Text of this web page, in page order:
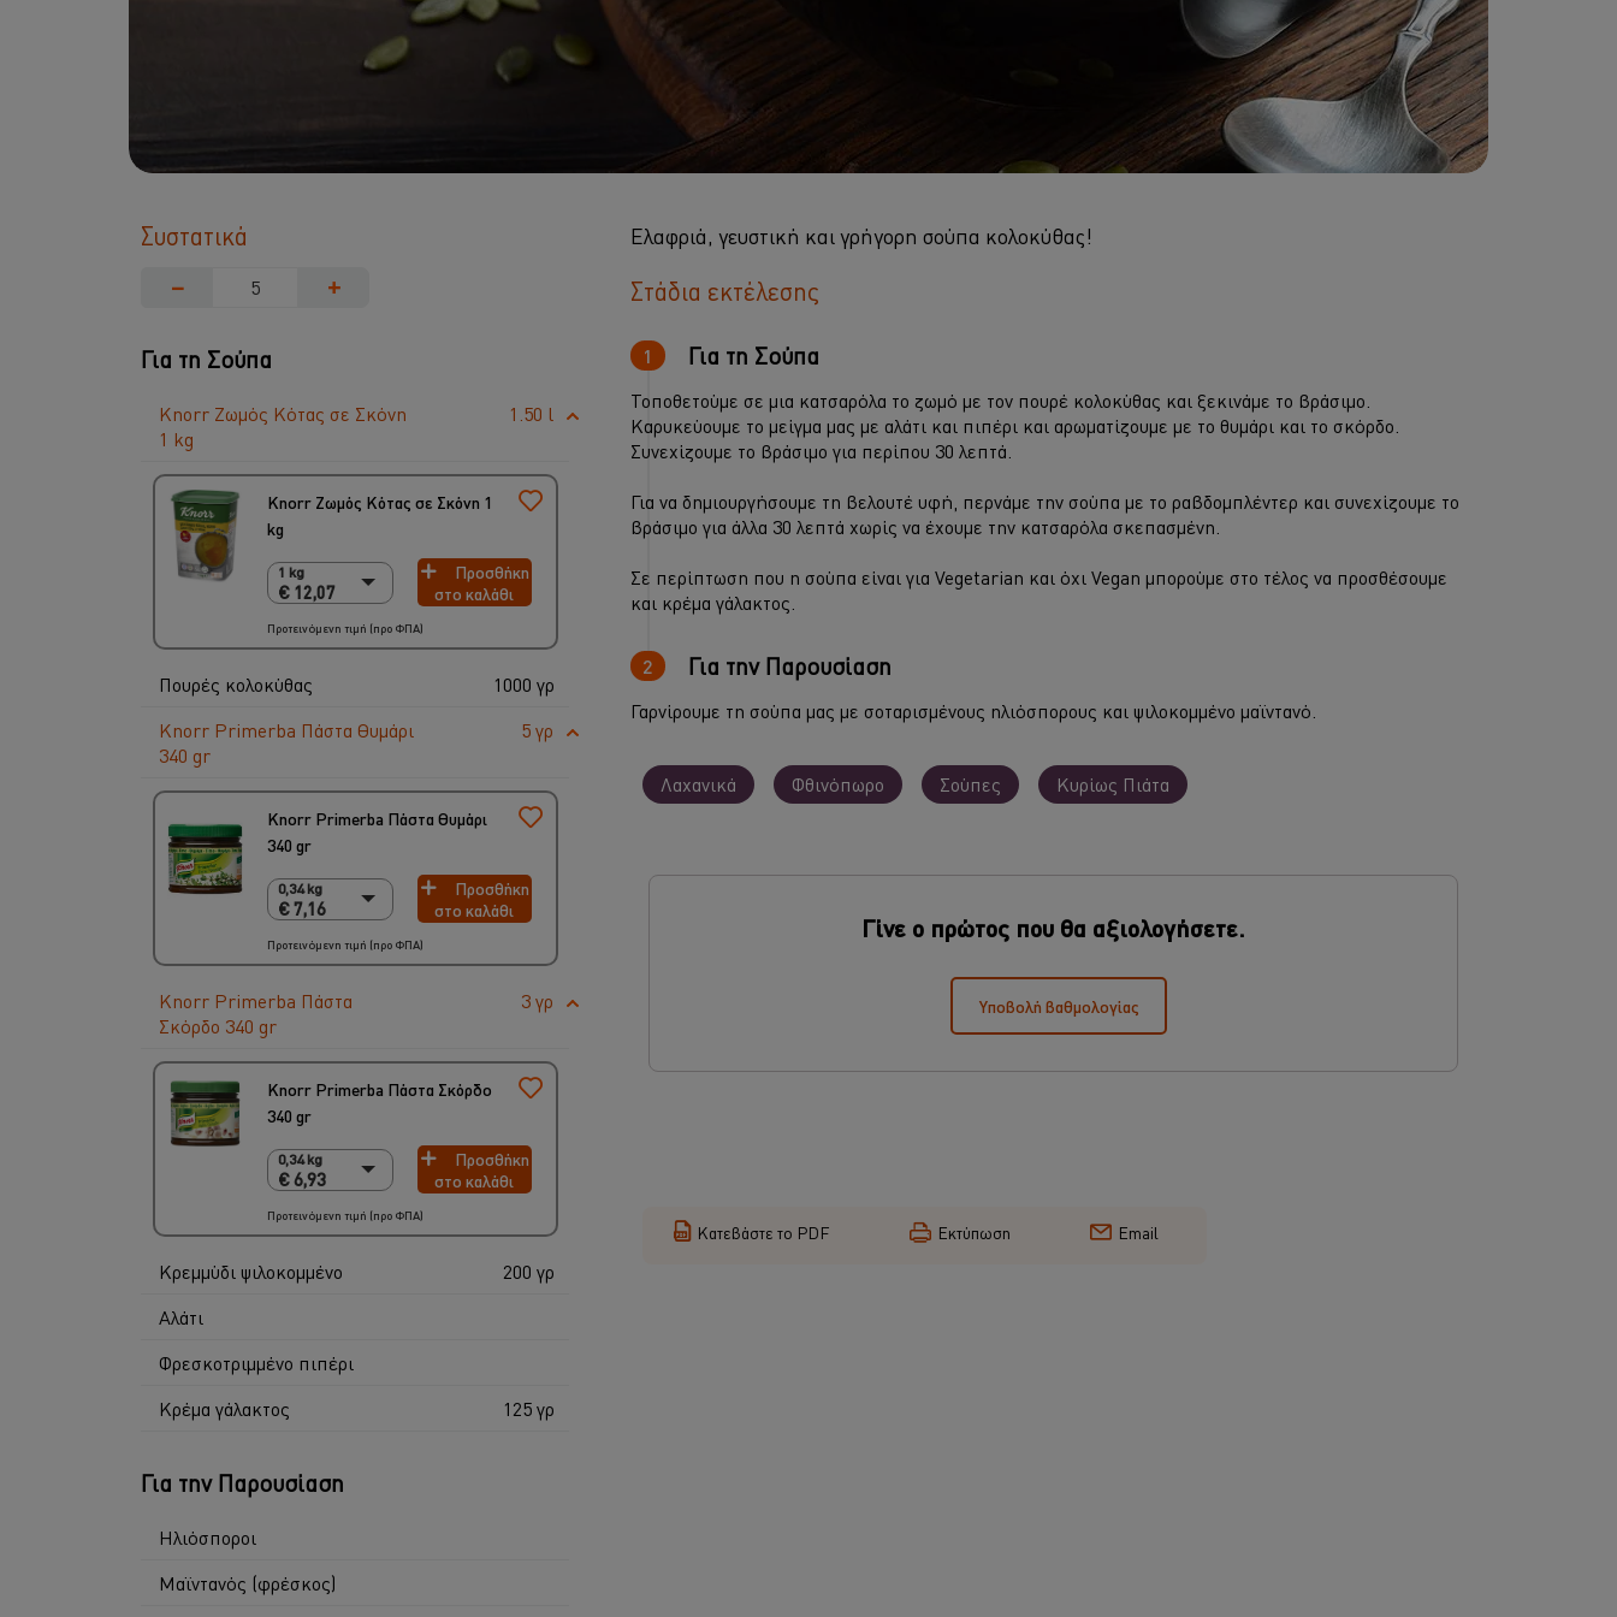
Συστατικά
−
+
Για τη Σούπα
Knorr Ζωμός Κότας σε Σκόνη
1 kg
1.50 l
Knorr Ζωμός Κότας σε Σκόνη 1
kg
1 kg
€ 12,07
1 kg
€ 12,07
6 x 1 Kg
€ 72,42
Προσθήκη
στο καλάθι
Προτεινόμενη τιμή (προ ΦΠΑ)
Πουρές κολοκύθας
1000 γρ
Knorr Primerba Πάστα Θυμάρι
340 gr
5 γρ
Knorr Primerba Πάστα Θυμάρι
340 gr
0,34 kg
€ 7,16
0,34 kg
€ 7,16
2 x 340 gr
€ 14,32
Προσθήκη
στο καλάθι
Προτεινόμενη τιμή (προ ΦΠΑ)
Knorr Primerba Πάστα
Σκόρδο 340 gr
3 γρ
Knorr Primerba Πάστα Σκόρδο
340 gr
0,34 kg
€ 6,93
0,34 kg
€ 6,93
2 x 340 gr
€ 13,86
Προσθήκη
στο καλάθι
Προτεινόμενη τιμή (προ ΦΠΑ)
Κρεμμύδι ψιλοκομμένο
200 γρ
Αλάτι
Φρεσκοτριμμένο πιπέρι
Κρέμα γάλακτος
125 γρ
Για την Παρουσίαση
Ηλιόσποροι
Μαϊντανός (φρέσκος)
Ελαφριά, γευστική και γρήγορη σούπα κολοκύθας!
Στάδια εκτέλεσης
Για τη Σούπα
Τοποθετούμε σε μια κατσαρόλα το ζωμό με τον πουρέ κολοκύθας και ξεκινάμε το βράσιμο.
Καρυκεύουμε το μείγμα μας με αλάτι και πιπέρι και αρωματίζουμε με το θυμάρι και το σκόρδο.
Συνεχίζουμε το βράσιμο για περίπου 30 λεπτά.
Για να δημιουργήσουμε τη βελουτέ υφή, περνάμε την σούπα με το ραβδομπλέντερ και συνεχίζουμε το
βράσιμο για άλλα 30 λεπτά χωρίς να έχουμε την κατσαρόλα σκεπασμένη.
Σε περίπτωση που η σούπα είναι για Vegetarian και όχι Vegan μπορούμε στο τέλος να προσθέσουμε
και κρέμα γάλακτος.
Για την Παρουσίαση
Γαρνίρουμε τη σούπα μας με σοταρισμένους ηλιόσπορους και ψιλοκομμένο μαϊντανό.
Λαχανικά Φθινόπωρο Σούπες Κυρίως Πιάτα
Γίνε ο πρώτος που θα αξιολογήσετε.
Υποβολή βαθμολογίας
Κατεβάστε το PDF Εκτύπωση Email